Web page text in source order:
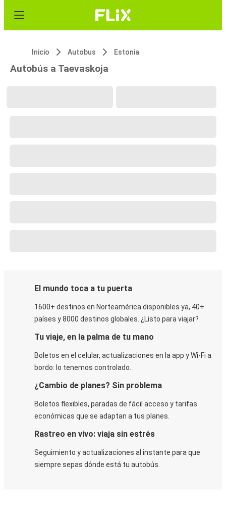
Inicio Autobus Estonia
Autobús a Taevaskoja
El mundo toca a tu puerta
1600+ destinos en Norteamérica disponibles ya, 40+
países y 8000 destinos globales. ¿Listo para viajar?
Tu viaje, en la palma de tu mano
Boletos en el celular, actualizaciones en la app y Wi-Fi a
bordo: lo tenemos controlado.
¿Cambio de planes? Sin problema
Boletos flexibles, paradas de fácil acceso y tarifas
económicas que se adaptan a tus planes.
Rastreo en vivo: viaja sin estrés
Seguimiento y actualizaciones al instante para que
siempre sepas dónde está tu autobús.